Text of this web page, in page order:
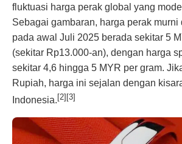
fluktuasi harga perak global yang
Sebagai gambaran, harga perak murni
pada awal Juli 2025 berada sekitar 5
(sekitar Rp13.000-an), dengan harga
sekitar 4,6 hingga 5 MYR per gram.
Rupiah, harga ini sejalan dengan
Indonesia. [2][3]